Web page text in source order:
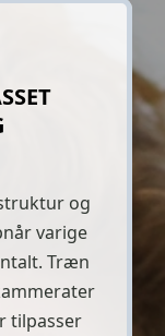
og
varige
Træn
tilpasser